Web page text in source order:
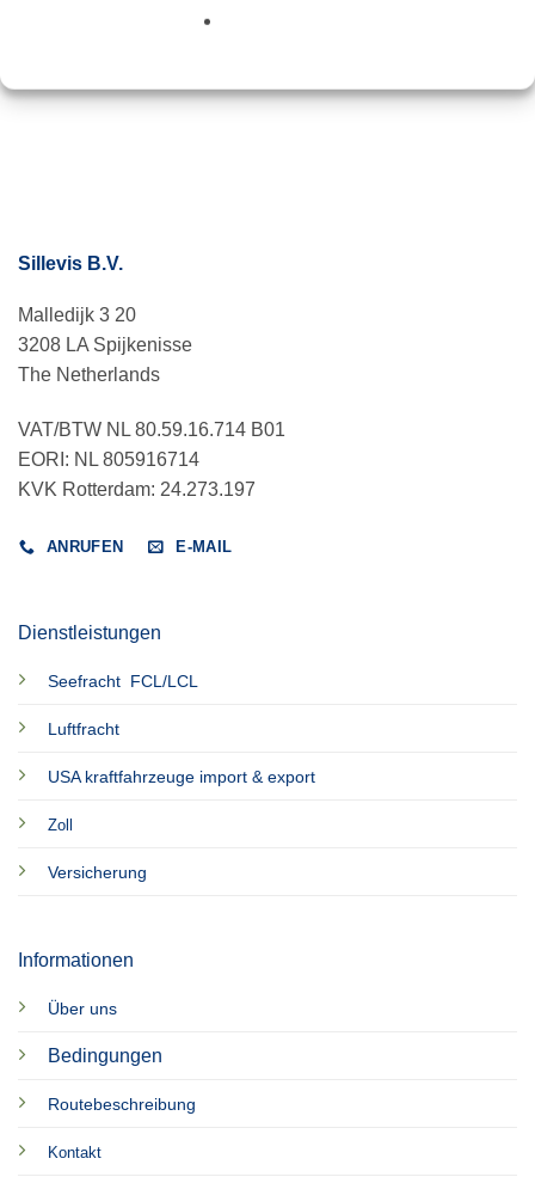
Sillevis B.V.
Malledijk 3 20
3208 LA Spijkenisse
The Netherlands
VAT/BTW NL 80.59.16.714 B01
EORI: NL 805916714
KVK Rotterdam: 24.273.197
ANRUFEN E-MAIL
Dienstleistungen
Seefracht FCL/LCL
Luftfracht
USA kraftfahrzeuge import & export
Zoll
Versicherung
Informationen
Über uns
Bedingungen
Routebeschreibung
Kontakt